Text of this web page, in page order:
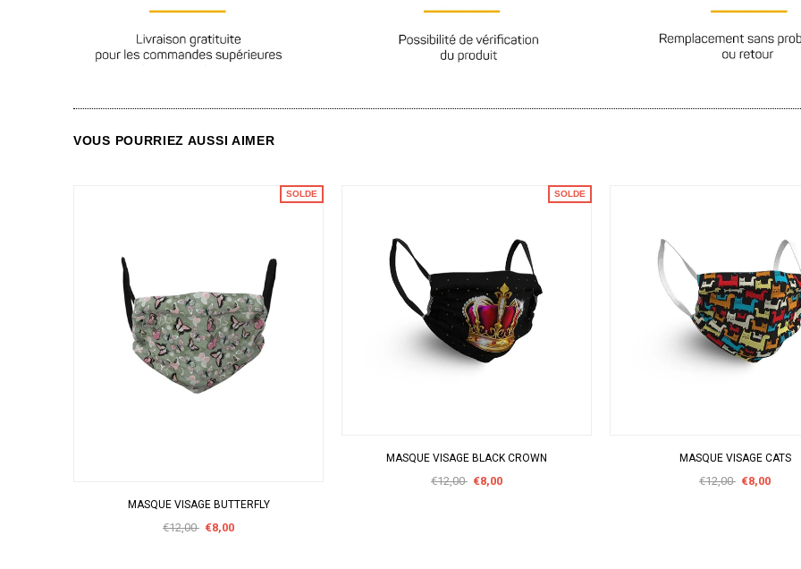
VOUS POURRIEZ AUSSI AIMER
SOLDE
MASQUE VISAGE BUTTERFLY
€12,00 €8,00
SOLDE
MASQUE VISAGE BLACK CROWN
€12,00 €8,00
MASQUE VISAGE CATS
€12,00 €8,00